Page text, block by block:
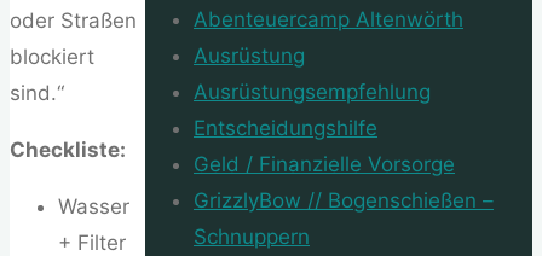
oder Straßen
blockiert
sind.“
Checkliste:
Wasser
+ Filter
Abenteuercamp Altenwörth
Ausrüstung
Ausrüstungsempfehlung
Entscheidungshilfe
Geld / Finanzielle Vorsorge
GrizzlyBow // Bogenschießen –
Schnuppern